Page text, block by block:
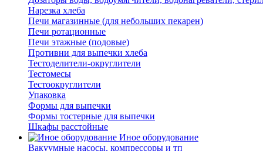
Нарезка хлеба
Печи магазинные (для небольших пекарен)
Печи ротационные
Печи этажные (подовые)
Противни для выпечки хлеба
Тестоделители-округлители
Тестомесы
Тестоокруглители
Упаковка
Формы для выпечки
Формы тостерные для выпечки
Шкафы расстойные
Иное оборудование
Вакуумные насосы, компрессоры и тп